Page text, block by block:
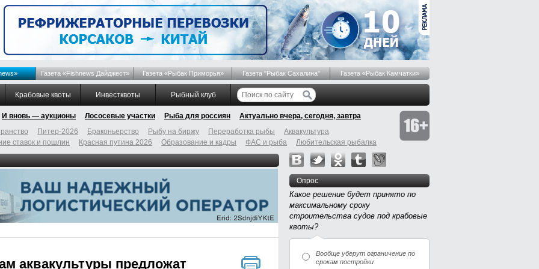
Газета «Fishnews Дайджест» Газета «Рыбак Приморья» Газета "Рыбак Сахалина" Газета «Рыбак Камчатки»
Крабовые квоты Инвестквоты Рыбный клуб
И вновь — аукционы Лососевые участки Рыба для россиян
Актуально вчера, сегодня, завтра
Питер-2026 Браконьерство Рыбу на биржу Переработка рыбы
Аквакультура
ставок и пошлин Красная путина 2026 Образование и кадры ФАС и рыба Любительская рыбалка
аквакультуры предложат
Опрос
Какое решение будет принято по
максимальному сроку
строительства судов под крабовые
квоты?
Вообще уберут ограничение по
срокам постройки